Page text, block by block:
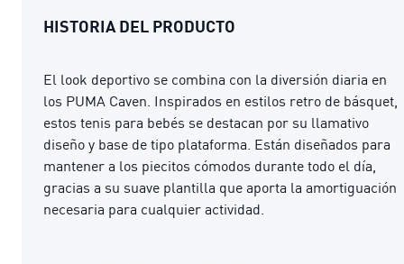
HISTORIA DEL PRODUCTO
El look deportivo se combina con la diversión diaria en
los PUMA Caven. Inspirados en estilos retro de básquet,
estos tenis para bebés se destacan por su llamativo
diseño y base de tipo plataforma. Están diseñados para
mantener a los piecitos cómodos durante todo el día,
gracias a su suave plantilla que aporta la amortiguación
necesaria para cualquier actividad.